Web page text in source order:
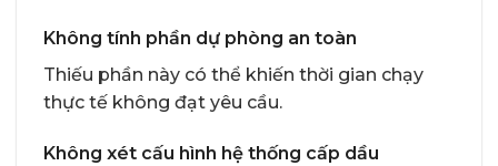
Không tính phần dự phòng an toàn
Thiếu phần này có thể khiến thời gian chạy
thực tế không đạt yêu cầu.
Không xét cấu hình hệ thống cấp dầu